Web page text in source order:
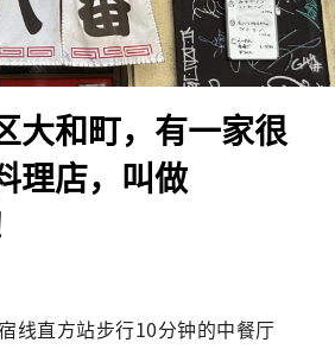
大和町，有一家很
理店，叫做
线直方站步行10分钟的中餐厅